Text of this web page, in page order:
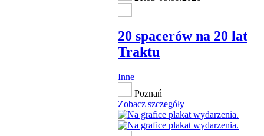
20 spacerów na 20 lat
Traktu
Inne
Poznań
Zobacz szczegóły